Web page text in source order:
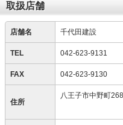
取扱店舗
店舗名 千代田建設
TEL 042-623-9131
FAX 042-623-9130
住所
八王子市中野町